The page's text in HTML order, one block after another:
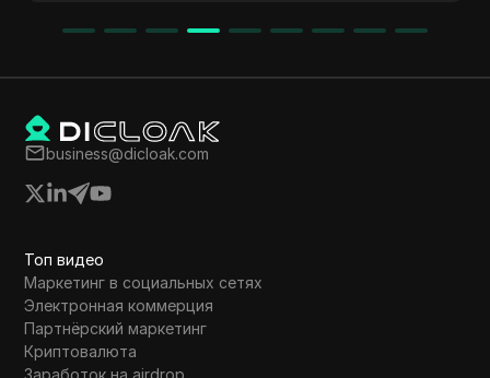
Network KYC
мошенничества и обеспечения честного
выбранных пользователей. Обновление
направлено на подтверждение личности
урегулирование ожидающих KYC.
business@dicloak.com
Топ видео
Маркетинг в социальных сетях
Электронная коммерция
Партнёрский маркетинг
Криптовалюта
Заработок на airdrop